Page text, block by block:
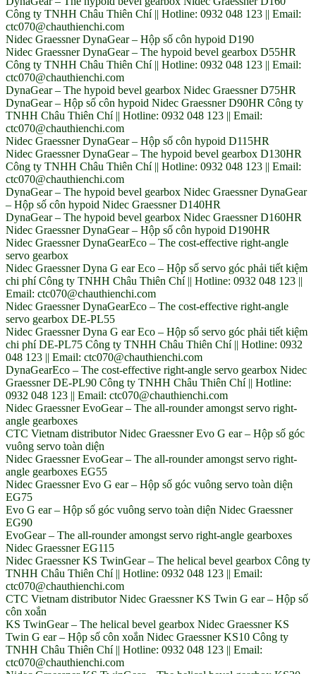
Công ty TNHH Châu Thiên Chí || Hotline: 0932 048 123 || Email:
ctc070@chauthienchi.com
Nidec Graessner DynaGear – Hộp số côn hypoid D190
Nidec Graessner DynaGear – The hypoid bevel gearbox D55HR
Công ty TNHH Châu Thiên Chí || Hotline: 0932 048 123 || Email:
ctc070@chauthienchi.com
DynaGear – The hypoid bevel gearbox Nidec Graessner D75HR
DynaGear – Hộp số côn hypoid Nidec Graessner D90HR Công ty
TNHH Châu Thiên Chí || Hotline: 0932 048 123 || Email:
ctc070@chauthienchi.com
Nidec Graessner DynaGear – Hộp số côn hypoid D115HR
Nidec Graessner DynaGear – The hypoid bevel gearbox D130HR
Công ty TNHH Châu Thiên Chí || Hotline: 0932 048 123 || Email:
ctc070@chauthienchi.com
DynaGear – The hypoid bevel gearbox Nidec Graessner DynaGear
– Hộp số côn hypoid Nidec Graessner D140HR
DynaGear – The hypoid bevel gearbox Nidec Graessner D160HR
Nidec Graessner DynaGear – Hộp số côn hypoid D190HR
Nidec Graessner DynaGearEco – The cost-effective right-angle
servo gearbox
Nidec Graessner Dyna G ear Eco – Hộp số servo góc phải tiết kiệm
chi phí Công ty TNHH Châu Thiên Chí || Hotline: 0932 048 123 ||
Email: ctc070@chauthienchi.com
Nidec Graessner DynaGearEco – The cost-effective right-angle
servo gearbox DE-PL55
Nidec Graessner Dyna G ear Eco – Hộp số servo góc phải tiết kiệm
chi phí DE-PL75 Công ty TNHH Châu Thiên Chí || Hotline: 0932
048 123 || Email: ctc070@chauthienchi.com
DynaGearEco – The cost-effective right-angle servo gearbox Nidec
Graessner DE-PL90 Công ty TNHH Châu Thiên Chí || Hotline:
0932 048 123 || Email: ctc070@chauthienchi.com
Nidec Graessner EvoGear – The all-rounder amongst servo right-
angle gearboxes
CTC Vietnam distributor Nidec Graessner Evo G ear – Hộp số góc
vuông servo toàn diện
Nidec Graessner EvoGear – The all-rounder amongst servo right-
angle gearboxes EG55
Nidec Graessner Evo G ear – Hộp số góc vuông servo toàn diện
EG75
Evo G ear – Hộp số góc vuông servo toàn diện Nidec Graessner
EG90
EvoGear – The all-rounder amongst servo right-angle gearboxes
Nidec Graessner EG115
Nidec Graessner KS TwinGear – The helical bevel gearbox Công ty
TNHH Châu Thiên Chí || Hotline: 0932 048 123 || Email:
ctc070@chauthienchi.com
CTC Vietnam distributor Nidec Graessner KS Twin G ear – Hộp số
côn xoắn
KS TwinGear – The helical bevel gearbox Nidec Graessner KS
Twin G ear – Hộp số côn xoắn Nidec Graessner KS10 Công ty
TNHH Châu Thiên Chí || Hotline: 0932 048 123 || Email:
ctc070@chauthienchi.com